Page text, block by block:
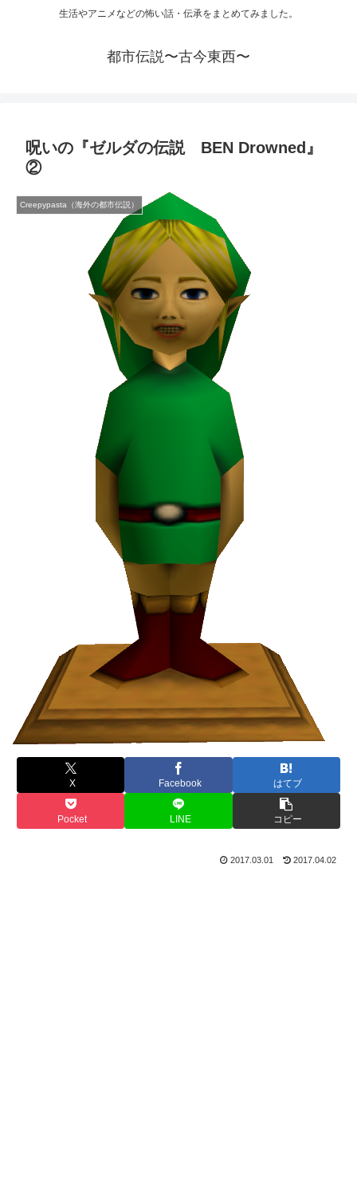
生活やアニメなどの怖い話・伝承をまとめてみました。
都市伝説〜古今東西〜
呪いの『ゼルダの伝説 BEN Drowned』
②
Creepypasta（海外の都市伝説）
X Facebook はてブ
Pocket LINE コピー
2017.03.01 2017.04.02